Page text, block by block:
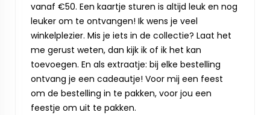
vanaf €50. Een kaartje sturen is altijd leuk en nog
leuker om te ontvangen! Ik wens je veel
winkelplezier. Mis je iets in de collectie? Laat het
me gerust weten, dan kijk ik of ik het kan
toevoegen. En als extraatje: bij elke bestelling
ontvang je een cadeautje! Voor mij een feest
om de bestelling in te pakken, voor jou een
feestje om uit te pakken.